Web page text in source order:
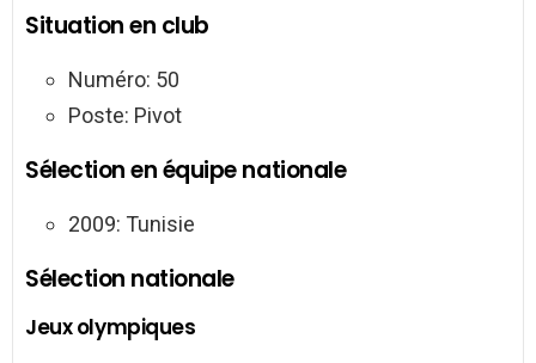
Situation en club
Numéro: 50
Poste: Pivot
Sélection en équipe nationale
2009: Tunisie
Sélection nationale
Jeux olympiques